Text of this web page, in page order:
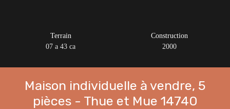
Terrain
07 a 43 ca
Construction
2000
Maison individuelle à vendre, 5
pièces - Thue et Mue 14740